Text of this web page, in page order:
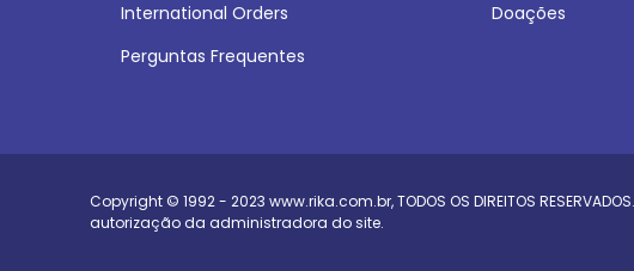
International Orders
Perguntas Frequentes
Doações
Copyright © 1992 - 2023 www.rika.com.br, TODOS OS DIREITOS
autorização da administradora do site.